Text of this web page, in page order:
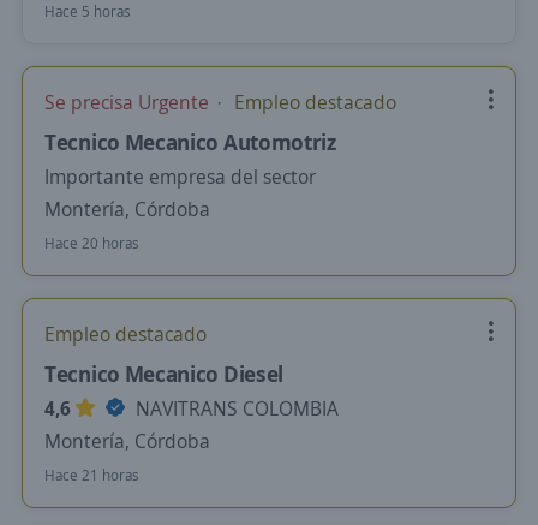
Hace 5 horas
Se precisa Urgente Empleo destacado
Tecnico Mecanico Automotriz
Importante empresa del sector
Montería, Córdoba
Hace 20 horas
Empleo destacado
Tecnico Mecanico Diesel
4,6
NAVITRANS COLOMBIA
Montería, Córdoba
Hace 21 horas